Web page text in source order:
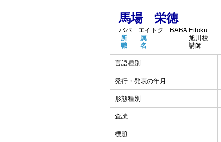
馬場 栄徳
ババ エイトク
BABA Eitoku
所 属
旭川校
職 名
講師
言語種別
発行・発表の年月
形態種別
査読
標題